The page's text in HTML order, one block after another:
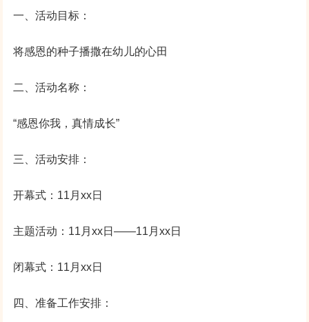
一、活动目标：
将感恩的种子播撒在幼儿的心田
二、活动名称：
“感恩你我，真情成长”
三、活动安排：
开幕式：11月xx日
主题活动：11月xx日——11月xx日
闭幕式：11月xx日
四、准备工作安排：